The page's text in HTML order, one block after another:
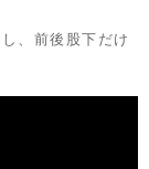
、前後股下だけ